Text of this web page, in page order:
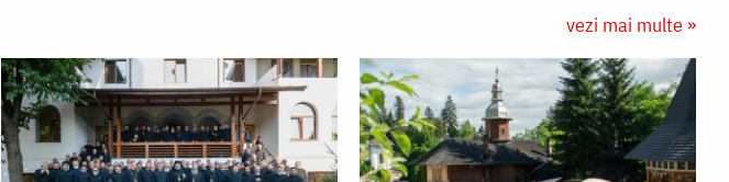
vezi mai multe »